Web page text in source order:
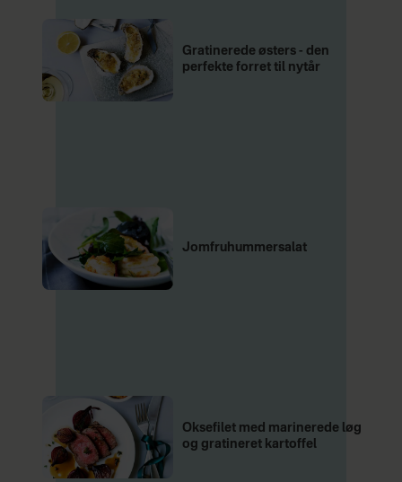
Gratinerede østers - den
perfekte forret til nytår
Jomfruhummersalat
Oksefilet med marinerede løg
og gratineret kartoffel